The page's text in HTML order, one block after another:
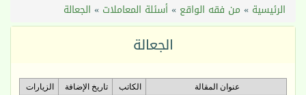
الرئيسية » من فقه الواقع »أسئلة المعاملات » الجعالة
الجعالة
عنوان المقالة الكاتب تاريخ الإضافة الزيارات